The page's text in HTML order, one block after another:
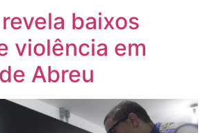
baixos
violência em
Abreu